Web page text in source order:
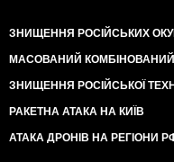
ЗНИЩЕННЯ РОСІЙСЬКИХ
МАСОВАНИЙ
ЗНИЩЕННЯ РОСІЙСЬКОЇ
РАКЕТНА АТАКА НА КИЇВ
АТАКА ДРОНІВ НА РЕГІОНИ